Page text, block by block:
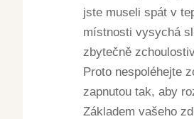
jste museli spát v
místnosti vysychá
zbytečně
Proto nespoléhejte
zapnutou tak, aby
Základem vašeho